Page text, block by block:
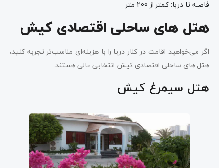
فاصله تا دریا: کمتر از 200 متر
هتل های ساحلی اقتصادی کیش
اگر می‌خواهید اقامت در کنار دریا را با هزینه‌ای مناسب‌تر تجربه کنید،
هتل های ساحلی اقتصادی کیش انتخابی عالی هستند.
هتل سیمرغ کیش